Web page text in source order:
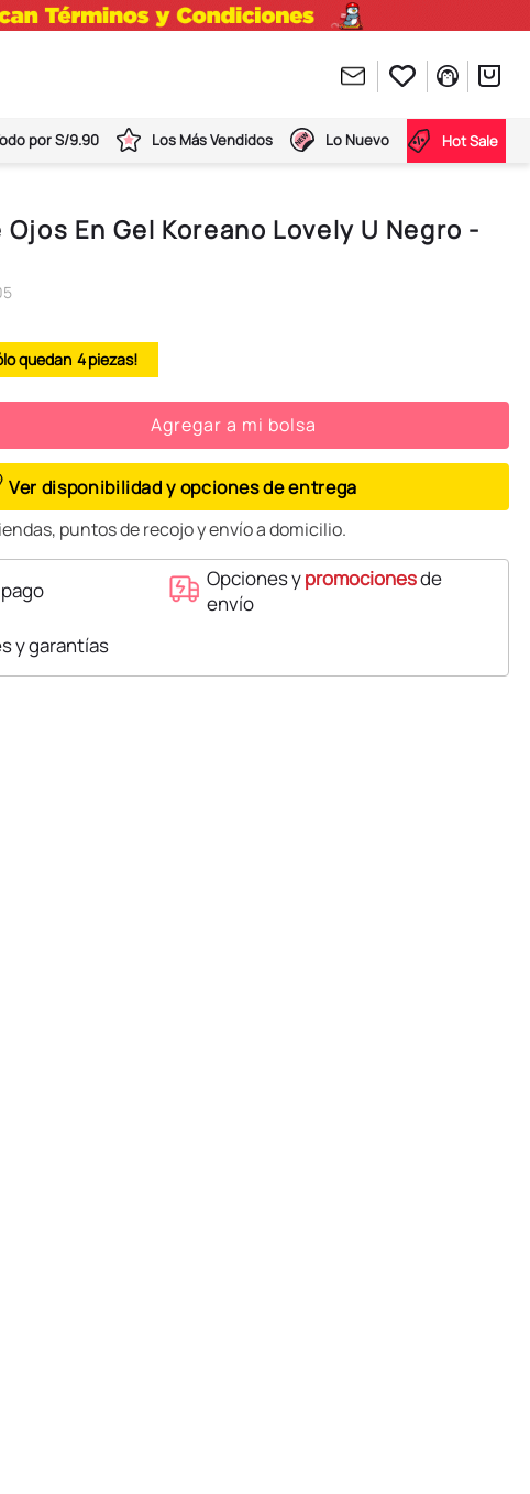
por S/9.90 Los Más Vendidos Lo Nuevo Hot Sale
En Gel Koreano Lovely U Negro -
4
Agregar a mi bolsa
Ver disponibilidad y opciones de entrega
puntos de recojo y envío a domicilio.
Opciones ypromocionesde
envío
y garantías